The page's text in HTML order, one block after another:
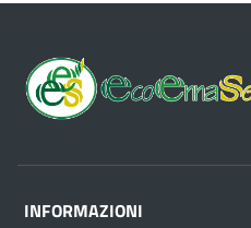
INFORMAZIONI